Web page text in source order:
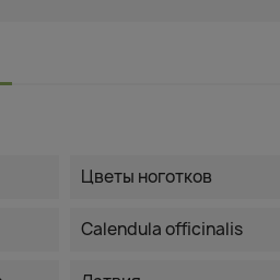
Цветы ноготков
Calendula officinalis